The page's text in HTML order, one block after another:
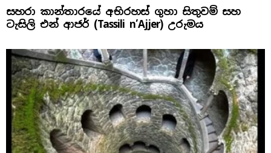
සහරා කාන්තාරයේ අභිරහස් ගුහා සිතුවම් සහ
ටැසිලි එන් ආජර් (Tassili n’Ajjer) උරුමය